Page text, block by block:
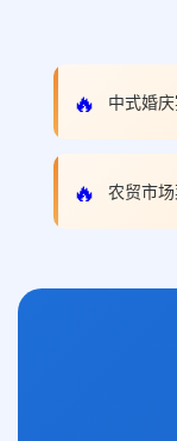
🔥 中式婚
🔥 农贸市